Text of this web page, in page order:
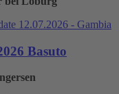
12.07.2026 - Gambia
Basuto